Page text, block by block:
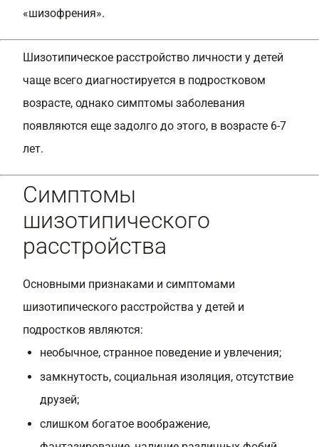
«шизофрения».
Шизотипическое расстройство личности у детей
чаще всего диагностируется в подростковом
возрасте, однако симптомы заболевания
появляются еще задолго до этого, в возрасте 6-7
лет.
Симптомы
шизотипического
расстройства
Основными признаками и симптомами
шизотипического расстройства у детей и
подростков являются:
необычное, странное поведение и увлечения;
замкнутость, социальная изоляция, отсутствие
друзей;
слишком богатое воображение,